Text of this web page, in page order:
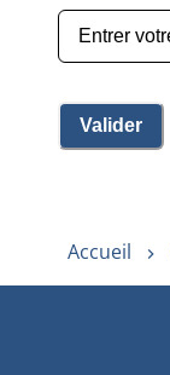
Valider
Accueil